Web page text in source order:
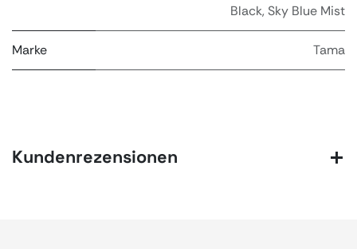
Black,Sky Blue Mist
Marke Tama
Kundenrezensionen